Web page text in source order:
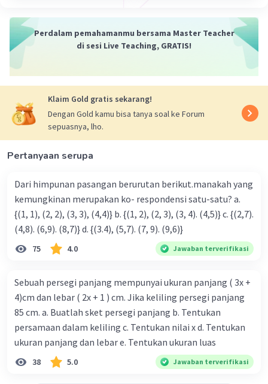
Perdalam pemahamanmu bersama Master Teacher
di sesi Live Teaching, GRATIS!
Klaim Gold gratis sekarang!
Dengan Gold kamu bisa tanya soal ke Forum
sepuasnya, lho.
Pertanyaan serupa
Dari himpunan pasangan berurutan berikut.manakah yang
kemungkinan merupakan ko- respondensi satu-satu? a.
{(1, 1), (2, 2), (3, 3), (4,4)} b. {(1, 2), (2, 3), (3, 4). (4,5)} c. {(2,7).
(4,8). (6,9). (8,7)} d. {(3.4), (5,7). (7, 9). (9,6)}
75 4.0 Jawaban terverifikasi
Sebuah persegi panjang mempunyai ukuran panjang ( 3x +
4)cm dan lebar ( 2x + 1 ) cm. Jika keliling persegi panjang
85 cm. a. Buatlah sket persegi panjang b. Tentukan
persamaan dalam keliling c. Tentukan nilai x d. Tentukan
ukuran panjang dan lebar e. Tentukan ukuran luas
38 5.0 Jawaban terverifikasi